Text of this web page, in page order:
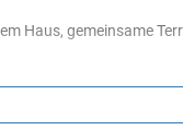
Haus, gemeinsame
während
können, während